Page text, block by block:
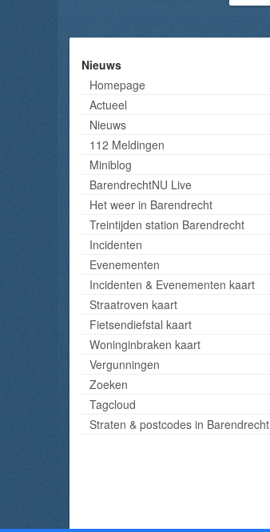
Nieuws
Homepage
Actueel
Nieuws
112 Meldingen
Miniblog
BarendrechtNU Live
Het weer in Barendrecht
Treintijden station Barendrecht
Incidenten
Evenementen
Incidenten & Evenementen kaart
Straatroven kaart
Fietsendiefstal kaart
Woninginbraken kaart
Vergunningen
Zoeken
Tagcloud
Straten & postcodes in Barendrecht